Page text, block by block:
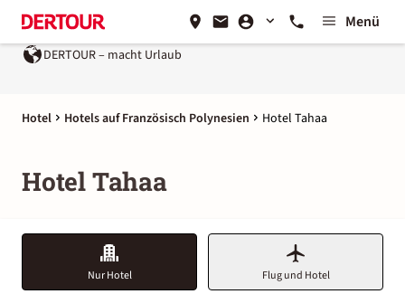
Menü
DERTOUR – macht Urlaub
Hotel Hotels auf Französisch Polynesien Hotel Tahaa
Hotel Tahaa
Nur Hotel Flug und Hotel